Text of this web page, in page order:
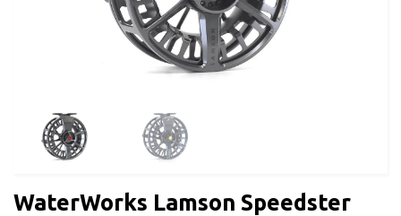
WaterWorks Lamson Speedster